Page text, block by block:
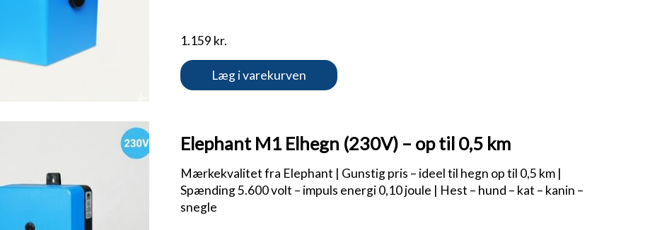
1.159 kr.
Læg i varekurven
Elephant M1 Elhegn (230V) – op til 0,5 km
Mærkekvalitet fra Elephant | Gunstig pris – ideel til hegn op til 0,5 km |
Spænding 5.600 volt – impuls energi 0,10 joule | Hest – hund – kat – kanin –
snegle